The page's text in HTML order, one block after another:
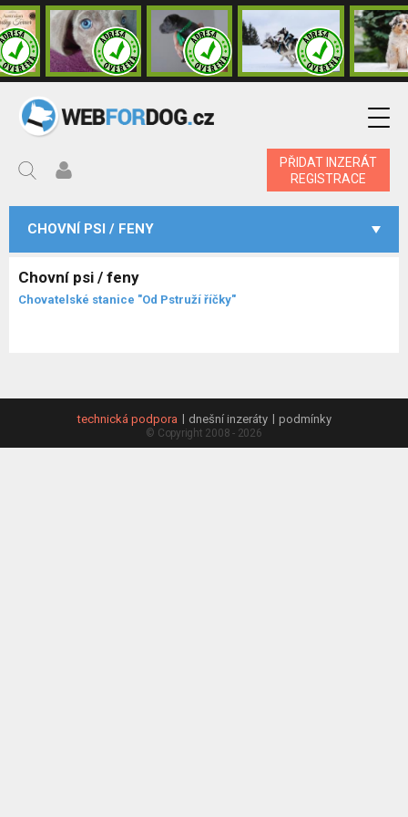
PŘIDAT INZERÁT
REGISTRACE
CHOVNÍ PSI / FENY
Chovní psi / feny
Chovatelské stanice "Od Pstruží říčky"
technická podpora dnešní inzeráty podmínky
© Copyright 2008 - 2026